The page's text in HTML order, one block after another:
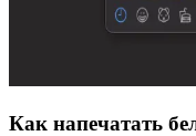
Как напечатать